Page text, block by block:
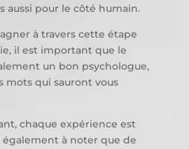
aussi pour le côté humain.
à travers cette étape
il est important que le
un bon psychologue,
mots qui sauront vous
chaque expérience est
à noter que de